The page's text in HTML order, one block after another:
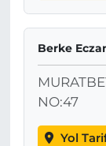
Berke
NO:47
Yol